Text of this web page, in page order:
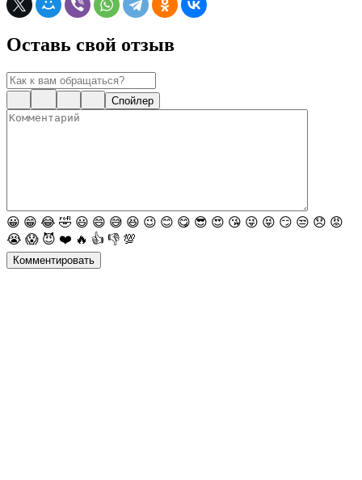
Оставь свой отзыв
Спойлер
😀 😁 😂 🤣 😃 😄 😅 😆 😉 😊 😋 😎 😍 😘 😜 😝 😏 😒 😞 😡
😭 😱 😈 ❤️ 🔥 👍 👎 💯
Комментировать